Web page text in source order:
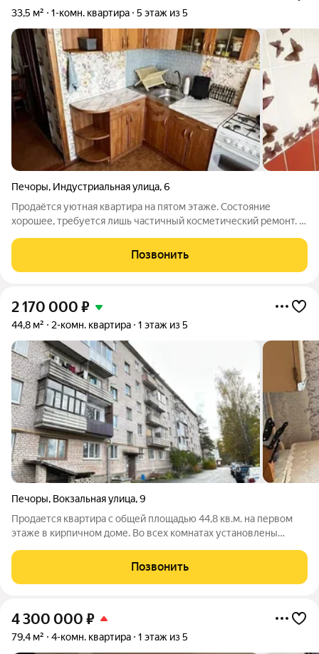
33,5 м² 1-комн. квартира 5 этаж из 5
Печоры, Индустриальная улица,6
Продаётся уютная квартира на пятом этаже. Состояние
хорошее, требуется лишь частичный косметический ремонт. В
Санузел раздельный, в ванной плитка нового образца и
душевая кабина; сантехника в
Позвонить
2 170 000 ₽
44,8 м² 2-комн. квартира 1 этаж из 5
Печоры, Вокзальная улица,9
Продается квартира с общей площадью 44,8 кв.м. на первом
этаже в кирпичном доме. Во всех комнатах установлены
две стороны. Квартира требует косметического ремонта.
Подвал сухой. Хорошие
Позвонить
4 300 000 ₽
79,4 м² 4-комн. квартира 1 этаж из 5